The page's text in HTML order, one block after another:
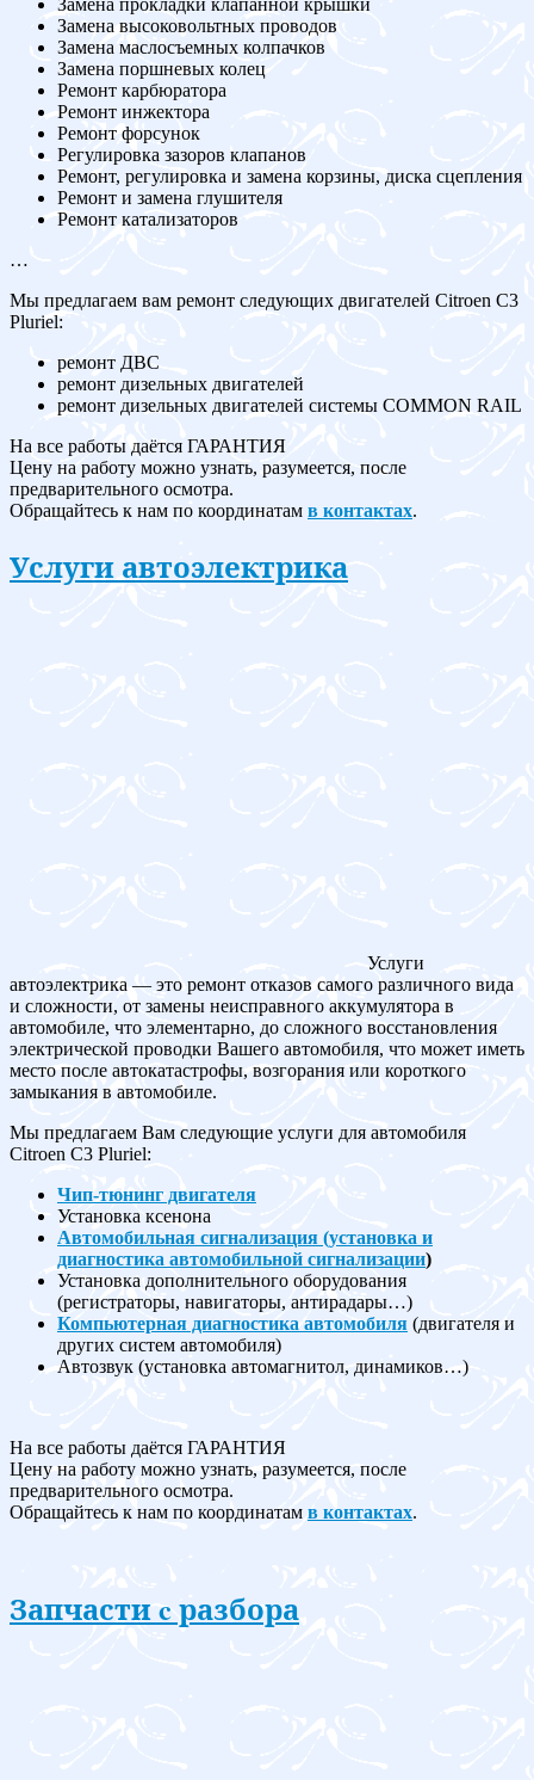
Замена прокладки клапанной крышки
Замена высоковольтных проводов
Замена маслосъемных колпачков
Замена поршневых колец
Ремонт карбюратора
Ремонт инжектора
Ремонт форсунок
Регулировка зазоров клапанов
Ремонт, регулировка и замена корзины, диска сцепления
Ремонт и замена глушителя
Ремонт катализаторов
…
Мы предлагаем вам ремонт следующих двигателей Citroen C3
Pluriel:
ремонт ДВС
ремонт дизельных двигателей
ремонт дизельных двигателей системы COMMON RAIL
На все работы даётся ГАРАНТИЯ
Цену на работу можно узнать, разумеется, после
предварительного осмотра.
Обращайтесь к нам по координатам в контактах.
Услуги автоэлектрика
Услуги
автоэлектрика — это ремонт отказов самого различного вида
и сложности, от замены неисправного аккумулятора в
автомобиле, что элементарно, до сложного восстановления
электрической проводки Вашего автомобиля, что может иметь
место после автокатастрофы, возгорания или короткого
замыкания в автомобиле.
Мы предлагаем Вам следующие услуги для автомобиля
Citroen C3 Pluriel:
Чип-тюнинг двигателя
Установка ксенона
Автомобильная сигнализация (установка и
диагностика автомобильной сигнализации)
Установка дополнительного оборудования
(регистраторы, навигаторы, антирадары…)
Компьютерная диагностика автомобиля (двигателя и
других систем автомобиля)
Автозвук (установка автомагнитол, динамиков…)
На все работы даётся ГАРАНТИЯ
Цену на работу можно узнать, разумеется, после
предварительного осмотра.
Обращайтесь к нам по координатам в контактах.
Запчасти c разбора